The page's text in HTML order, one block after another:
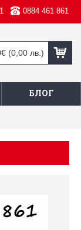
0884 461 861
(0,00 лв.)
БЛОГ